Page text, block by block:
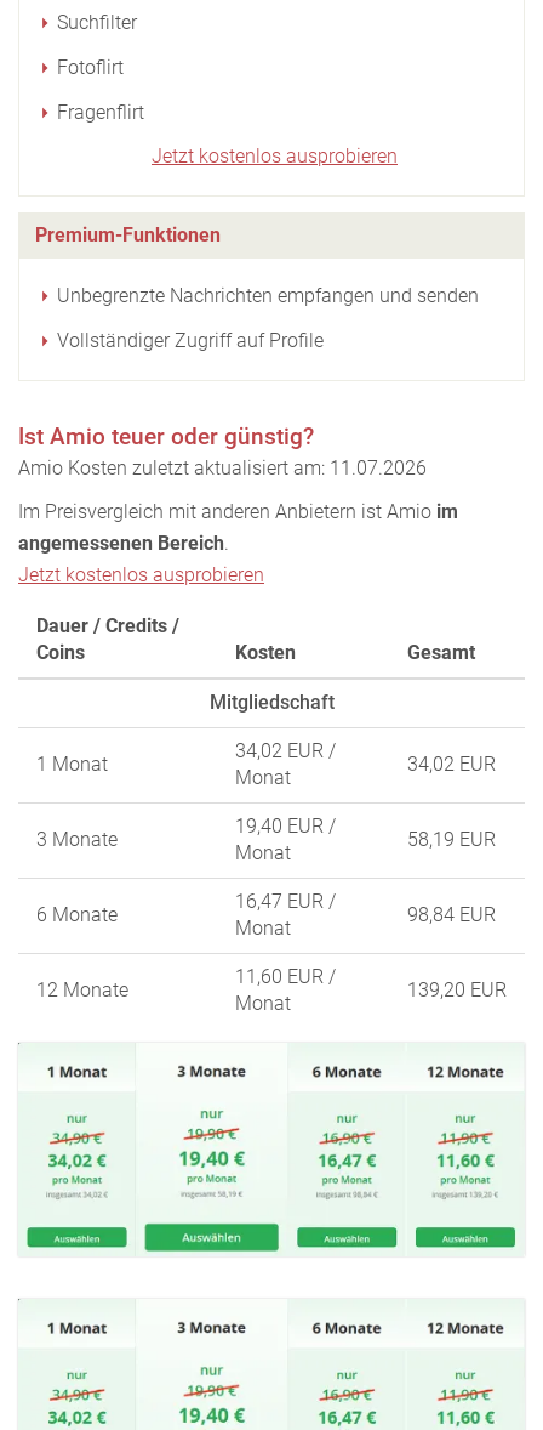
Suchfilter
Fotoflirt
Fragenflirt
Jetzt kostenlos ausprobieren
Premium-Funktionen
Unbegrenzte Nachrichten empfangen und senden
Vollständiger Zugriff auf Profile
Ist Amio teuer oder günstig?
Amio Kosten zuletzt aktualisiert am: 11.07.2026
Im Preisvergleich mit anderen Anbietern ist Amio im
angemessenen Bereich.
Jetzt kostenlos ausprobieren
Dauer / Credits /
Coins
Kosten Gesamt
Mitgliedschaft
1 Monat
34,02 EUR /
Monat
34,02 EUR
3 Monate
19,40 EUR /
Monat
58,19 EUR
6 Monate
16,47 EUR /
Monat
98,84 EUR
12 Monate
11,60 EUR /
Monat
139,20 EUR